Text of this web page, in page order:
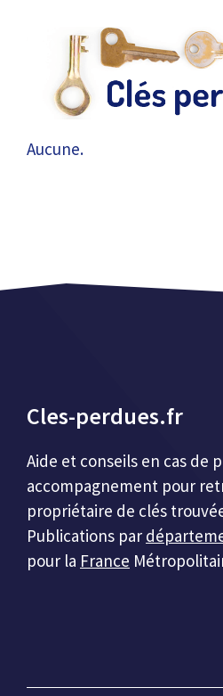
Aucune.
Cles-perdues.fr
Aide et conseils en cas de
accompagnement pour
propriétaire de clés
Publications par
pour la France